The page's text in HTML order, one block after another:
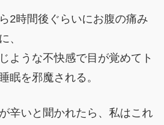
2時間後ぐらいにお腹の痛み
、
ような不快感で目が覚めてト
眠を邪魔される。
辛いと聞かれたら、私はこれ